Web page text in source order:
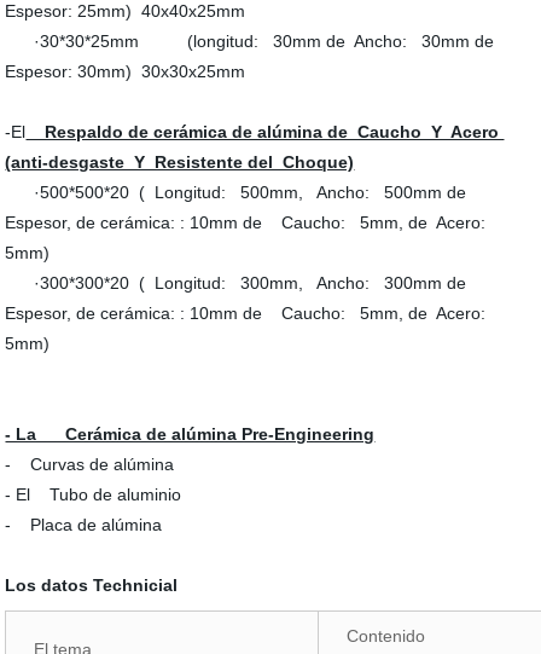
Espesor: 25mm) 40x40x25mm
·30*30*25mm (longitud: 30mm de Ancho: 30mm de
Espesor: 30mm) 30x30x25mm
-El Respaldo de cerámica de alúmina de Caucho Y Acero
(anti-desgaste Y Resistente del Choque)
·500*500*20 ( Longitud: 500mm, Ancho: 500mm de
Espesor, de cerámica: : 10mm de Caucho: 5mm, de Acero:
5mm)
·300*300*20 ( Longitud: 300mm, Ancho: 300mm de
Espesor, de cerámica: : 10mm de Caucho: 5mm, de Acero:
5mm)
- La Cerámica de alúmina Pre-Engineering
- Curvas de alúmina
- El Tubo de aluminio
- Placa de alúmina
Los datos Technicial
El tema
Contenido